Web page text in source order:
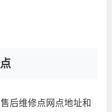
后维修点网点地址和